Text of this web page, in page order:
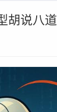
胡说八道